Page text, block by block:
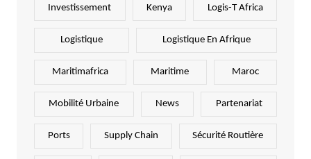
Investissement Kenya Logis-T Africa
Logistique Logistique En Afrique
Maritimafrica Maritime Maroc
Mobilité Urbaine News Partenariat
Ports Supply Chain Sécurité Routière